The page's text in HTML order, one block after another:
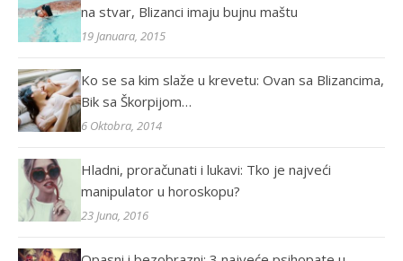
na stvar, Blizanci imaju bujnu maštu
19 Januara, 2015
Ko se sa kim slaže u krevetu: Ovan sa Blizancima,
Bik sa Škorpijom…
6 Oktobra, 2014
Hladni, proračunati i lukavi: Tko je najveći
manipulator u horoskopu?
23 Juna, 2016